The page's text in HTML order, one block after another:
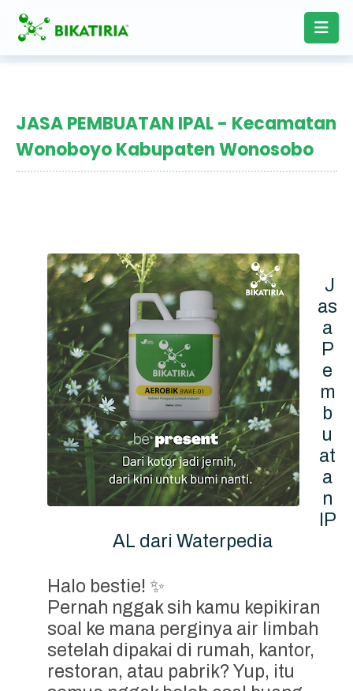
JASA PEMBUATAN IPAL - Kecamatan
Wonoboyo Kabupaten Wonosobo
J
as
a
P
e
m
b
u
at
a
n
IP
AL dari Waterpedia
Halo bestie! ✨
Pernah nggak sih kamu kepikiran
soal ke mana perginya air limbah
setelah dipakai di rumah, kantor,
restoran, atau pabrik? Yup, itu